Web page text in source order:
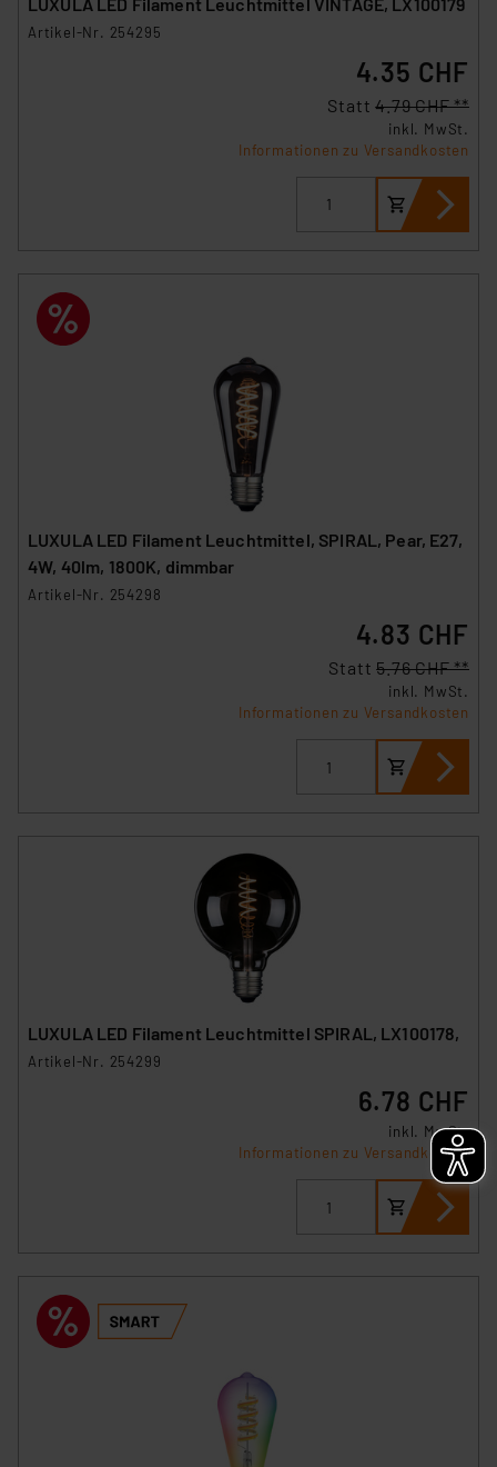
Artikel-Nr. 254295
4.35 CHF
Statt4.79 CHF **
inkl. MwSt.
Informationen zu Versandkosten
LUXULA LED Filament Leuchtmittel, SPIRAL, Pear, E27,
4W, 40lm, 1800K, dimmbar
Artikel-Nr. 254298
4.83 CHF
Statt5.76 CHF **
inkl. MwSt.
Informationen zu Versandkosten
LUXULA LED Filament Leuchtmittel SPIRAL, LX100178,
Artikel-Nr. 254299
6.78 CHF
inkl. MwSt.
Informationen zu Versandkosten